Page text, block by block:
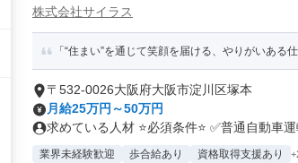
株式会社サイラス
「“住まい”を通じて笑顔を届ける、やりがいある仕
〒532-0026大阪府大阪市淀川区塚本
月給25万円～50万円
求めている人材 ⭐必須条件⭐ ✅普通自動車
業界未経験歓迎 歩合給あり 資格取得支援あり